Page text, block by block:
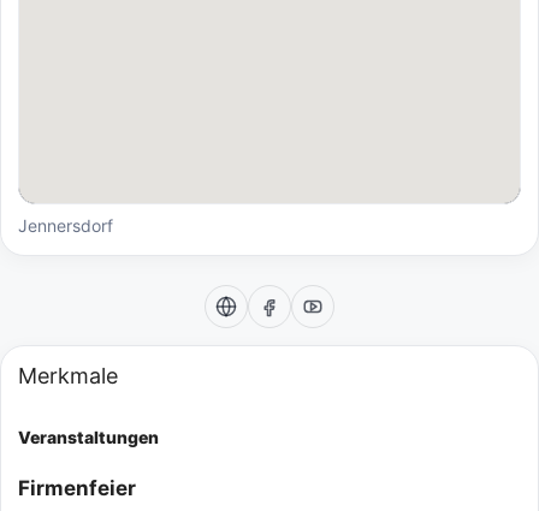
Jennersdorf
Merkmale
Veranstaltungen
Firmenfeier